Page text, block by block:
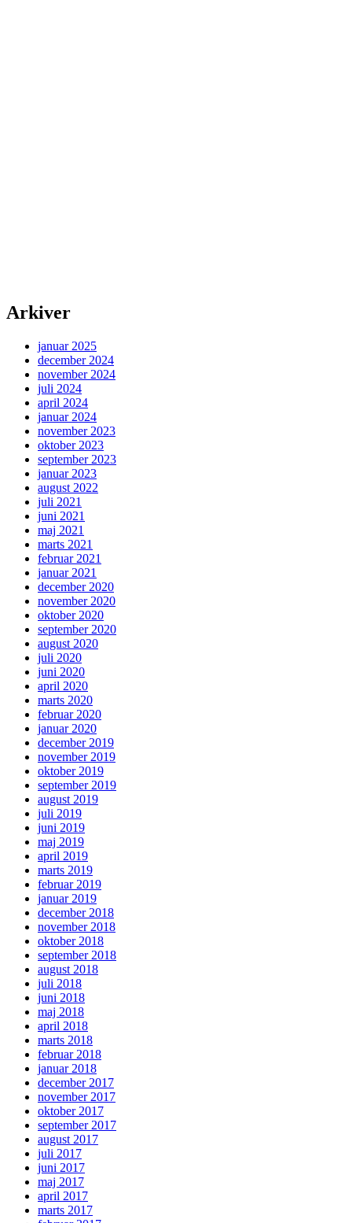
Arkiver
januar 2025
december 2024
november 2024
juli 2024
april 2024
januar 2024
november 2023
oktober 2023
september 2023
januar 2023
august 2022
juli 2021
juni 2021
maj 2021
marts 2021
februar 2021
januar 2021
december 2020
november 2020
oktober 2020
september 2020
august 2020
juli 2020
juni 2020
april 2020
marts 2020
februar 2020
januar 2020
december 2019
november 2019
oktober 2019
september 2019
august 2019
juli 2019
juni 2019
maj 2019
april 2019
marts 2019
februar 2019
januar 2019
december 2018
november 2018
oktober 2018
september 2018
august 2018
juli 2018
juni 2018
maj 2018
april 2018
marts 2018
februar 2018
januar 2018
december 2017
november 2017
oktober 2017
september 2017
august 2017
juli 2017
juni 2017
maj 2017
april 2017
marts 2017